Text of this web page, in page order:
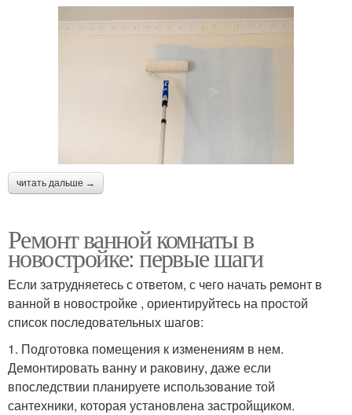
читать дальше →
Ремонт ванной комнаты в
новостройке: первые шаги
Если затрудняетесь с ответом, с чего начать ремонт в
ванной в новостройке , ориентируйтесь на простой
список последовательных шагов:
1. Подготовка помещения к изменениям в нем.
Демонтировать ванну и раковину, даже если
впоследствии планируете использование той
сантехники, которая установлена застройщиком.